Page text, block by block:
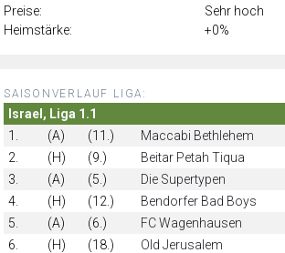
Preise:
Sehr hoch
Heimstärke:
+0%
SAISONVERLAUF LIGA:
Israel, Liga 1.1
1.
(A) (11.) Maccabi Bethlehem
2.
(H) (9.) Beitar Petah Tiqua
3.
(A) (5.) Die Supertypen
4.
(H) (12.) Bendorfer Bad Boys
5.
(A) (6.) FC Wagenhausen
6.
(H) (18.) Old Jerusalem